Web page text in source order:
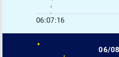
06:07:16
06/08